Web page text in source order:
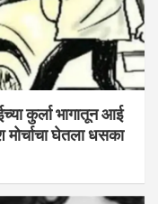
कुर्ला भागातून आई
घेतला धसका